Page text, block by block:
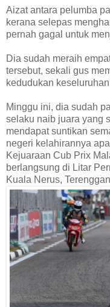
Aizat antara pelumba
kerana selepas
pernah gagal untuk
Dia sudah meraih
tersebut, sekali gus
kedudukan
Minggu ini, dia sudah
selaku naib juara yang
mendapat suntikan
negeri kelahirannya
Kejuaraan Cub Prix
berlangsung di Litar
Kuala Nerus,